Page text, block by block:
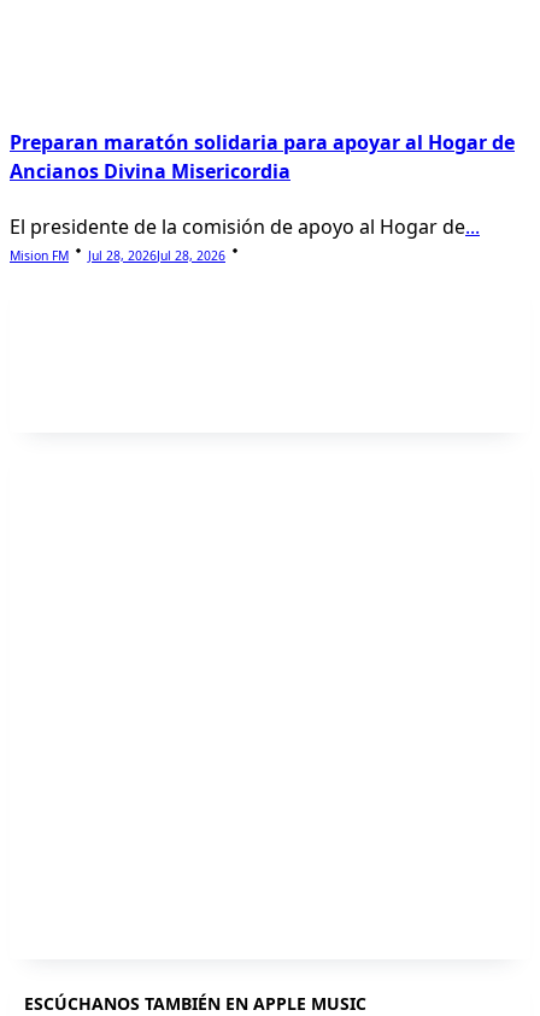
Preparan maratón solidaria para apoyar al Hogar de
Ancianos Divina Misericordia
El presidente de la comisión de apoyo al Hogar de...
Mision FM Jul 28, 2026Jul 28, 2026
ESCÚCHANOS TAMBIÉN EN APPLE MUSIC